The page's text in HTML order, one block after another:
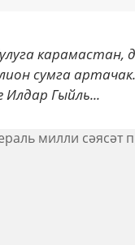
сумга
Илдар Гыйль...